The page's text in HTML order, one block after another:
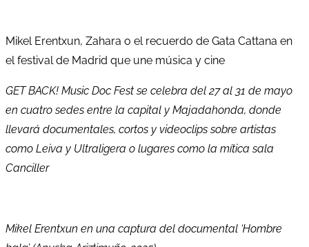
Mikel Erentxun, Zahara o el recuerdo de Gata Cattana en
el festival de Madrid que une música y cine
GET BACK! Music Doc Fest se celebra del 27 al 31 de mayo
en cuatro sedes entre la capital y Majadahonda, donde
llevará documentales, cortos y videoclips sobre artistas
como Leiva y Ultraligera o lugares como la mítica sala
Canciller
Mikel Erentxun en una captura del documental ‘Hombre